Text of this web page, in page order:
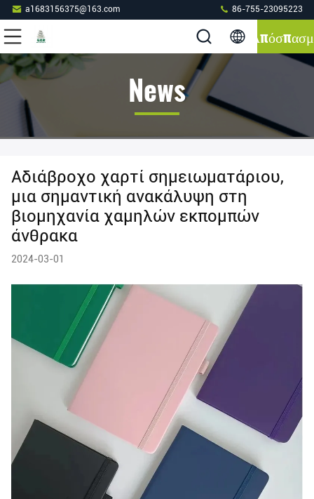
a1683156375@163.com 86-755-23095223
News
Αδιάβροχο χαρτί σημειωματάριου,
μια σημαντική ανακάλυψη στη
βιομηχανία χαμηλών εκπομπών
άνθρακα
2024-03-01